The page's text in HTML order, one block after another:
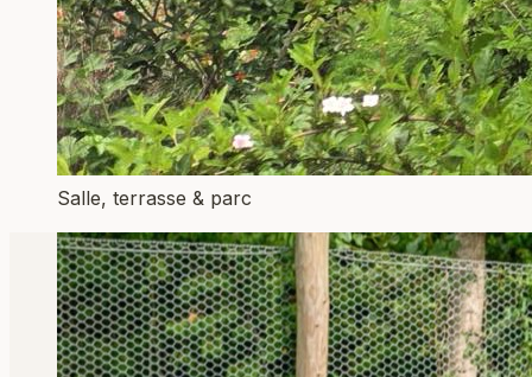
Salle, terrasse & parc